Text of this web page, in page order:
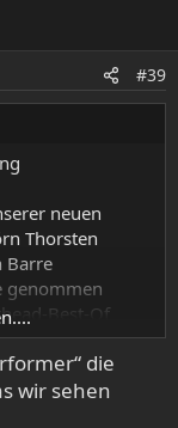
#39
neuen
Thorsten
Barre
genommen
Best-Of
Swanö er nicht
die die
Kollege
bestes Album
die
wir sehen